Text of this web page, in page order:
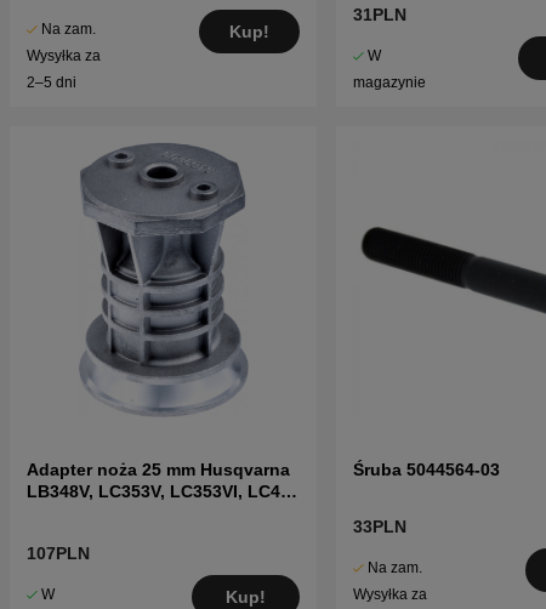
Na zam.
Wysyłka za
2–5 dni
Kup!
31PLN
W
magazynie
Adapter noża 25 mm Husqvarna
LB348V, LC353V, LC353VI, LC48
107PLN
W
Kup!
Śruba 5044564-03
33PLN
Na zam.
Wysyłka za